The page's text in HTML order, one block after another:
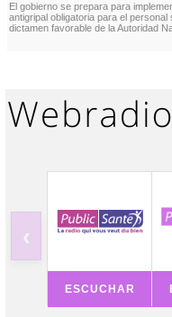
El gobierno se prepara para
antigripal obligatoria para el personal
dictamen favorable de la Autoridad
‹
ESCUCHAR